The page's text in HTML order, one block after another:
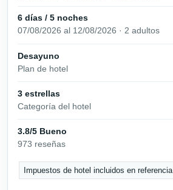
6 días / 5 noches
07/08/2026 al 12/08/2026 · 2 adultos
Desayuno
Plan de hotel
3 estrellas
Categoría del hotel
3.8/5 Bueno
973 reseñas
Impuestos de hotel incluidos en referencia